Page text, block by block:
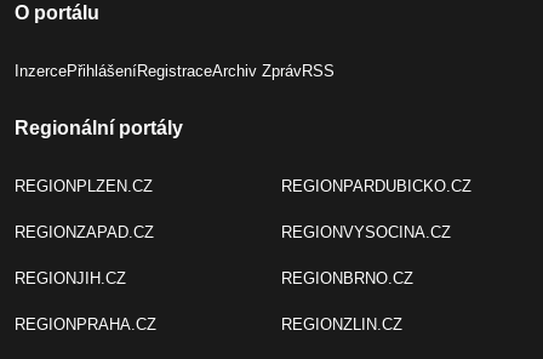
O portálu
InzercePřihlášeníRegistraceArchiv ZprávRSS
Regionální portály
REGIONPLZEN.CZ
REGIONZAPAD.CZ
REGIONJIH.CZ
REGIONPRAHA.CZ
REGIONPARDUBICKO.CZ
REGIONVYSOCINA.CZ
REGIONBRNO.CZ
REGIONZLIN.CZ